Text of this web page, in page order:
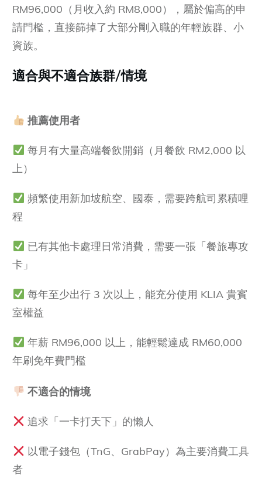
RM96,000（月收入約 RM8,000），屬於偏高的申
請門檻，直接篩掉了大部分剛入職的年輕族群、小
資族。
適合與不適合族群/情境
推薦使用者
每月有大量高端餐飲開銷（月餐飲 RM2,000 以
上）
頻繁使用新加坡航空、國泰，需要跨航司累積哩
程
已有其他卡處理日常消費，需要一張「餐旅專攻
卡」
每年至少出行 3 次以上，能充分使用 KLIA 貴賓
室權益
年薪 RM96,000 以上，能輕鬆達成 RM60,000
年刷免年費門檻
不適合的情境
追求「一卡打天下」的懶人
以電子錢包（TnG、GrabPay）為主要消費工具
者